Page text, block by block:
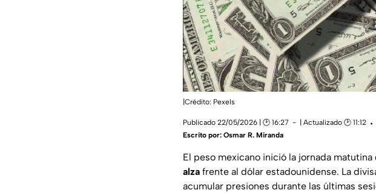
|Crédito: Pexels
Publicado 22/05/2026 | 🕑 16:27 | Actualizado 🕑 11:12
Escrito por: Osmar R. Miranda
El peso mexicano inició la jornada
alza frente al dólar estadounidense. La
acumular presiones durante las últimas